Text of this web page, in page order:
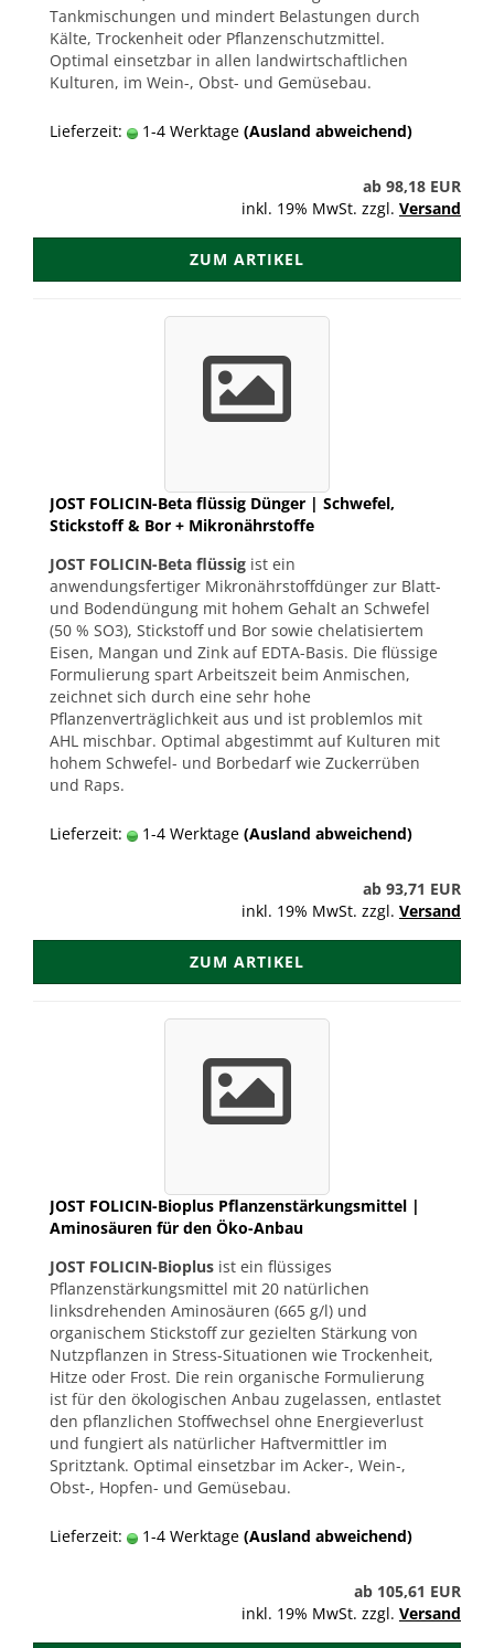
Tankmischungen und mindert Belastungen durch
Kälte, Trockenheit oder Pflanzenschutzmittel.
Optimal einsetzbar in allen landwirtschaftlichen
Kulturen, im Wein-, Obst- und Gemüsebau.
Lieferzeit: 1-4 Werktage (Ausland abweichend)
ab 98,18 EUR
inkl. 19% MwSt. zzgl. Versand
ZUM ARTIKEL
JOST FOLICIN-Beta flüssig Dünger | Schwefel,
Stickstoff & Bor + Mikronährstoffe
JOST FOLICIN-Beta flüssig ist ein
anwendungsfertiger Mikronährstoffdünger zur Blatt-
und Bodendüngung mit hohem Gehalt an Schwefel
(50 % SO3), Stickstoff und Bor sowie chelatisiertem
Eisen, Mangan und Zink auf EDTA-Basis. Die flüssige
Formulierung spart Arbeitszeit beim Anmischen,
zeichnet sich durch eine sehr hohe
Pflanzenverträglichkeit aus und ist problemlos mit
AHL mischbar. Optimal abgestimmt auf Kulturen mit
hohem Schwefel- und Borbedarf wie Zuckerrüben
und Raps.
Lieferzeit: 1-4 Werktage (Ausland abweichend)
ab 93,71 EUR
inkl. 19% MwSt. zzgl. Versand
ZUM ARTIKEL
JOST FOLICIN-Bioplus Pflanzenstärkungsmittel |
Aminosäuren für den Öko-Anbau
JOST FOLICIN-Bioplus ist ein flüssiges
Pflanzenstärkungsmittel mit 20 natürlichen
linksdrehenden Aminosäuren (665 g/l) und
organischem Stickstoff zur gezielten Stärkung von
Nutzpflanzen in Stress-Situationen wie Trockenheit,
Hitze oder Frost. Die rein organische Formulierung
ist für den ökologischen Anbau zugelassen, entlastet
den pflanzlichen Stoffwechsel ohne Energieverlust
und fungiert als natürlicher Haftvermittler im
Spritztank. Optimal einsetzbar im Acker-, Wein-,
Obst-, Hopfen- und Gemüsebau.
Lieferzeit: 1-4 Werktage (Ausland abweichend)
ab 105,61 EUR
inkl. 19% MwSt. zzgl. Versand